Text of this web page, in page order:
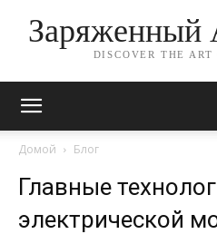
Заряженный
DISCOVER THE
Домой Блог
Главные
электрической